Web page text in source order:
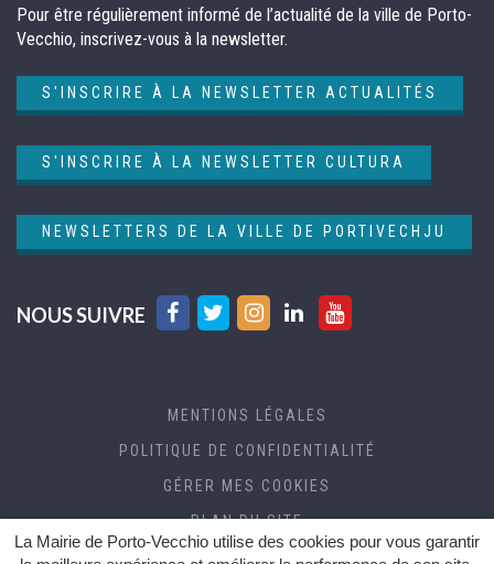
La Mairie de Porto-Vecchio utilise des cookies pour vous garantir
Pour être régulièrement informé de l’actualité de la ville de Porto-
Vecchio, inscrivez-vous à la newsletter.
S'INSCRIRE À LA NEWSLETTER ACTUALITÉS
S'INSCRIRE À LA NEWSLETTER CULTURA
NEWSLETTERS DE LA VILLE DE PORTIVECHJU
NOUS SUIVRE
Lien
compte
Lien
compte
Lien
compte
Lien
compte
LinkedinYoutube
MENTIONS LÉGALES
POLITIQUE DE CONFIDENTIALITÉ
GÉRER MES COOKIES
PLAN DU SITE
CRÉDITS